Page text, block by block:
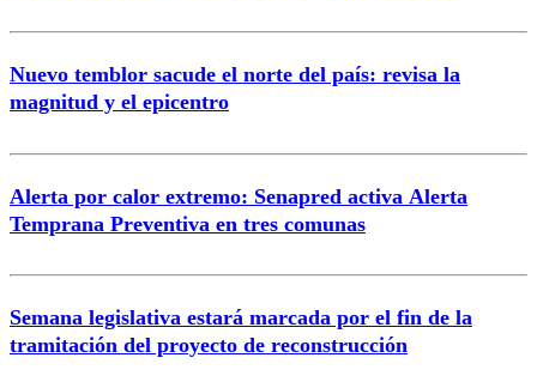
Nuevo temblor sacude el norte del país: revisa la
magnitud y el epicentro
Alerta por calor extremo: Senapred activa Alerta
Temprana Preventiva en tres comunas
Semana legislativa estará marcada por el fin de la
tramitación del proyecto de reconstrucción